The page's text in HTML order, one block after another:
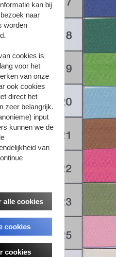
kan bij
naar
worden
cookies is
voor het
van onze
ook cookies
direct het
zeer belangrijk.
input
kunnen we de
van
alle cookies
cookies
cookies